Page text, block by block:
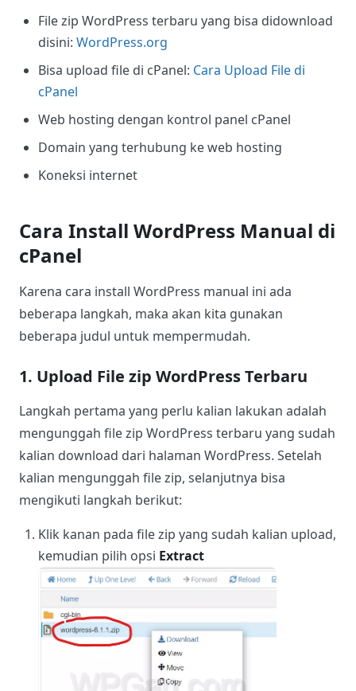
File zip WordPress terbaru yang bisa didownload
disini: WordPress.org
Bisa upload file di cPanel: Cara Upload File di
cPanel
Web hosting dengan kontrol panel cPanel
Domain yang terhubung ke web hosting
Koneksi internet
Cara Install WordPress Manual di
cPanel
Karena cara install WordPress manual ini ada
beberapa langkah, maka akan kita gunakan
beberapa judul untuk mempermudah.
1. Upload File zip WordPress Terbaru
Langkah pertama yang perlu kalian lakukan adalah
mengunggah file zip WordPress terbaru yang sudah
kalian download dari halaman WordPress. Setelah
kalian mengunggah file zip, selanjutnya bisa
mengikuti langkah berikut:
Klik kanan pada file zip yang sudah kalian upload,
kemudian pilih opsi Extract